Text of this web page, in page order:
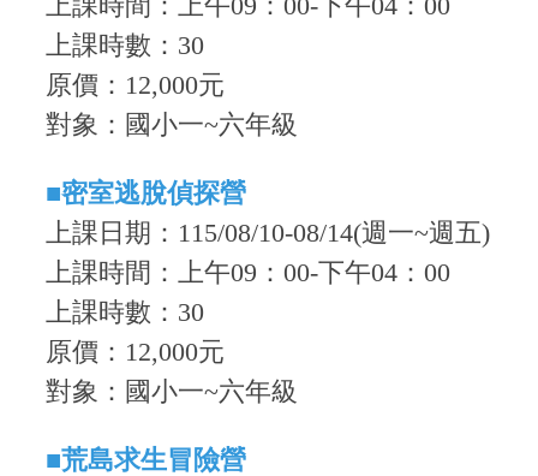
上課時數 ：30
原價：12,000元
對象：國小一~六年級
■密室逃脫偵探營
上課日期：115/08/10-08/14(週一~週五)
上課時間 ： 上午09 ：00-下午04：00
上課時數 ：30
原價：12,000元
對象：國小一~六年級
■荒島求生冒險營